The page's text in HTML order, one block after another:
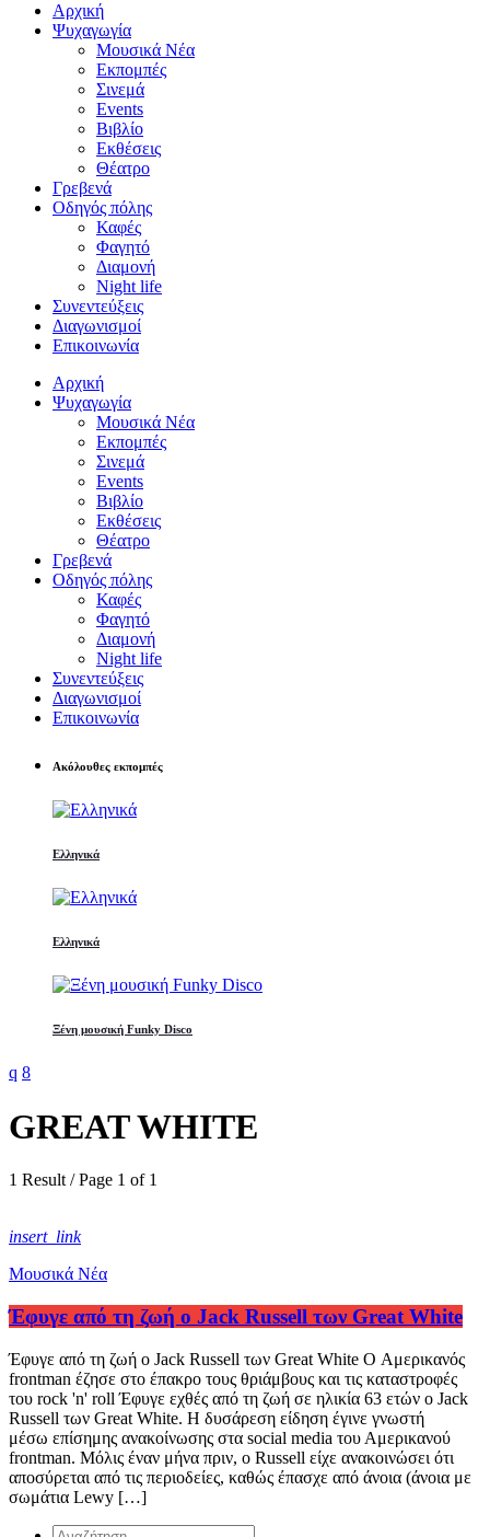
Αρχική
Ψυχαγωγία
Μουσικά Νέα
Εκπομπές
Σινεμά
Events
Βιβλίο
Εκθέσεις
Θέατρο
Γρεβενά
Οδηγός πόλης
Καφές
Φαγητό
Διαμονή
Night life
Συνεντεύξεις
Διαγωνισμοί
Επικοινωνία
Αρχική
Ψυχαγωγία
Μουσικά Νέα
Εκπομπές
Σινεμά
Events
Βιβλίο
Εκθέσεις
Θέατρο
Γρεβενά
Οδηγός πόλης
Καφές
Φαγητό
Διαμονή
Night life
Συνεντεύξεις
Διαγωνισμοί
Επικοινωνία
Ακόλουθες εκπομπές
Ελληνικά
Ελληνικά
Ξένη μουσική Funky Disco
GREAT WHITE
1 Result / Page 1 of 1
insert_link
Μουσικά Νέα
Έφυγε από τη ζωή ο Jack Russell των Great White
Έφυγε από τη ζωή ο Jack Russell των Great White O Αμερικανός
frontman έζησε στο έπακρο τους θριάμβους και τις καταστροφές
του rock 'n' roll Έφυγε εχθές από τη ζωή σε ηλικία 63 ετών ο Jack
Russell των Great White. Η δυσάρεση είδηση έγινε γνωστή
μέσω επίσημης ανακοίνωσης στα social media του Αμερικανού
frontman. Μόλις έναν μήνα πριν, ο Russell είχε ανακοινώσει ότι
αποσύρεται από τις περιοδείες, καθώς έπασχε από άνοια (άνοια με
σωμάτια Lewy […]